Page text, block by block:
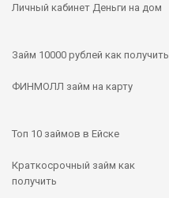
Личный кабинет Деньги на дом
Займ 10000 рублей как получить
ФИНМОЛЛ займ на карту
Топ 10 займов в Ейске
Краткосрочный займ как
получить